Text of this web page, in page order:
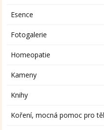
Esence
Fotogalerie
Homeopatie
Kameny
Knihy
Koření, mocná pomoc pro